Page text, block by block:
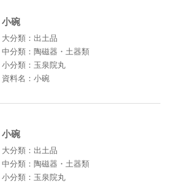
小碗
大分類：出土品
中分類：陶磁器・土器類
小分類：玉泉院丸
資料名：小碗
小碗
大分類：出土品
中分類：陶磁器・土器類
小分類：玉泉院丸